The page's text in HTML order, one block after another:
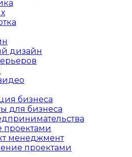
дизайн
бизнеса
для бизнеса
проектами
менеджмент
проектами